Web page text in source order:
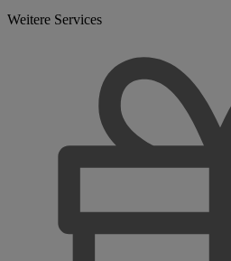
Weitere Services